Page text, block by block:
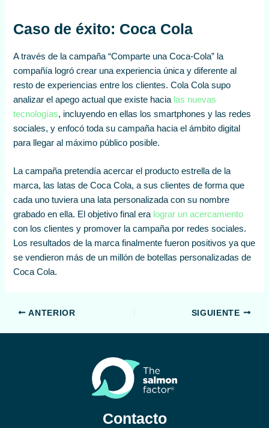
Caso de éxito: Coca Cola
A través de la campaña “Comparte una Coca-Cola” la
compañía logró crear una experiencia única y diferente al
resto de experiencias entre los clientes. Cola Cola supo
analizar el apego actual que existe hacia las nuevas
tecnologías, incluyendo en ellas los smartphones y las redes
sociales, y enfocó toda su campaña hacia el ámbito digital
para llegar al máximo público posible.
La campaña pretendía acercar el producto estrella de la
marca, las latas de Coca Cola, a sus clientes de forma que
cada uno tuviera una lata personalizada con su nombre
grabado en ella. El objetivo final era lograr un acercamiento
con los clientes y promover la campaña por redes sociales.
Los resultados de la marca finalmente fueron positivos ya que
se vendieron más de un millón de botellas personalizadas de
Coca Cola.
ANTERIOR SIGUIENTE
Contacto